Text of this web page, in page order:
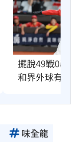
擺脫49戰0轟
和界外球有關
味全龍